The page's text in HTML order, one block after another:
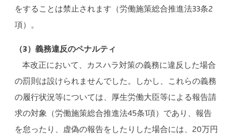
をすることは禁止されます（労働施策総合推進法33条2
項）。
（3）義務違反のペナルティ
本改正において、カスハラ対策の義務に違反した場合
の罰則は設けられませんでした。しかし、これらの義務
の履行状況等については、厚生労働大臣等による報告請
求の対象（労働施策総合推進法45条1項）であり、報告
を怠ったり、虚偽の報告をしたりした場合には、20万円